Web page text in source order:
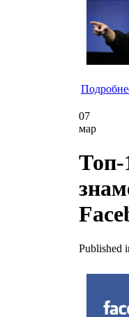
07
мар
Топ-
Published